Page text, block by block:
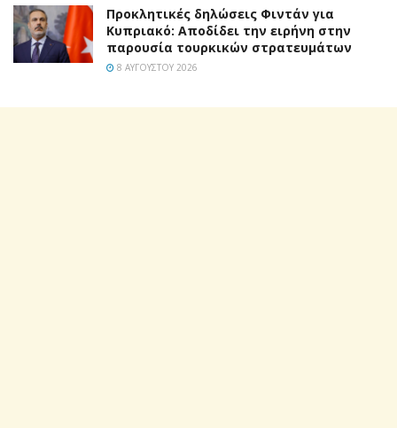
Προκλητικές δηλώσεις Φιντάν για
Κυπριακό: Αποδίδει την ειρήνη στην
παρουσία τουρκικών στρατευμάτων
8 ΑΥΓΟΎΣΤΟΥ 2026